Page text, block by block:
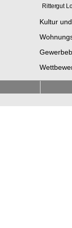
Rittergut
Kultur